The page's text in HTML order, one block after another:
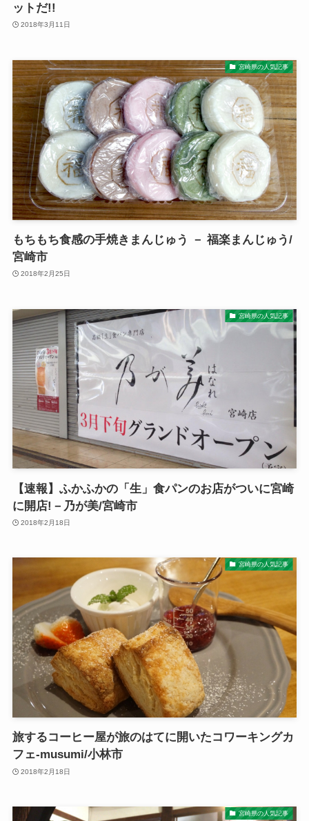
ットだ!!
2018年3月11日
宮崎県の人気記事
もちもち食感の手焼きまんじゅう － 福楽まんじゅう/
宮崎市
2018年2月25日
宮崎県の人気記事
【速報】ふかふかの「生」食パンのお店がついに宮崎
に開店!－乃が美/宮崎市
2018年2月18日
宮崎県の人気記事
旅するコーヒー屋が旅のはてに開いたコワーキングカ
フェ-musumi/小林市
2018年2月18日
宮崎県の人気記事